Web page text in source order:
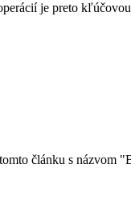
je preto kľúčovou
tomto článku s názvom